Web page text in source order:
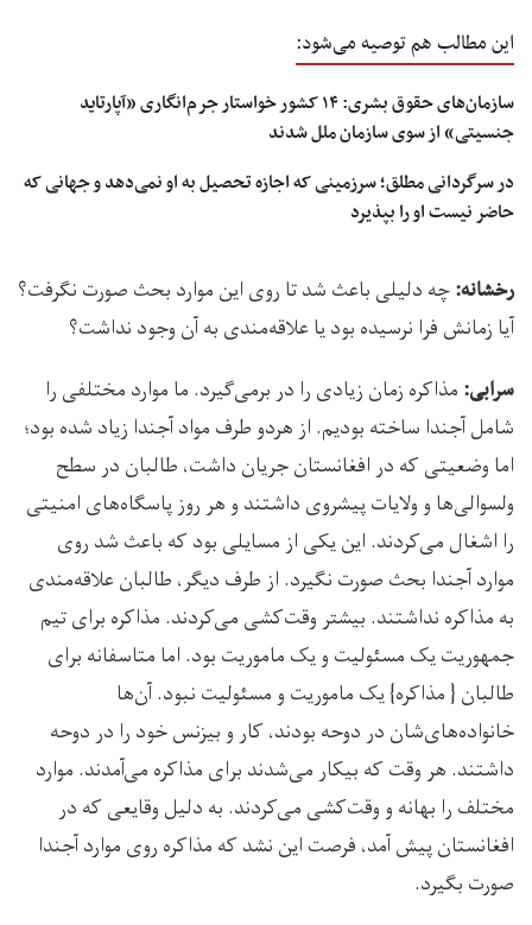
این مطالب هم توصیه می‌شود:
سازمان‌های حقوق بشری: ۱۴ کشور خواستار جرم‌انگاری «آپارتاید
جنسیتی» از سوی سازمان ملل شدند
در سرگردانی مطلق؛ سرزمینی که اجازه تحصیل به او نمی‌دهد و جهانی که
حاضر نیست او را بپذیرد
رخشانه:چه دلیلی باعث شد تا روی این موارد بحث صورت نگرفت؟
آیا زمانش فرا نرسیده بود یا علاقه‌مندی به آن وجود نداشت؟
سرابی: مذاکره زمان زیادی را در برمی‌گیرد. ما موارد مختلفی را
شامل آجندا ساخته بودیم. از هردو طرف مواد آجندا زیاد شده بود؛
اما وضعیتی که در افغانستان جریان داشت، طالبان در سطح
ولسوالی‌ها و ولایات پیش­روی داشتند و هر روز پاسگاه‌های امنیتی
را اشغال می‌کردند. این یکی از مسایلی بود که باعث شد روی
موارد آجندا بحث صورت نگیرد. از طرف دیگر، طالبان علاقه‌مندی
به مذاکره نداشتند. بیشتر وقت‌کشی می‌کردند. مذاکره برای تیم
جمهوریت یک مسئولیت و یک ماموریت بود. اما متاسفانه برای
طالبان { مذاکره} یک ماموریت و مسئولیت نبود. آن‌ها
خانواده‌های‌شان در دوحه بودند، کار و بیزنس خود را در دوحه
داشتند. هر وقت که بیکار می‌شدند برای مذاکره می‌آمدند. موارد
مختلف را بهانه‌ و وقت‌کشی می‌کردند. به دلیل وقایعی که در
افغانستان پیش آمد، فرصت این نشد که مذاکره روی موارد آجندا
صورت بگیرد.